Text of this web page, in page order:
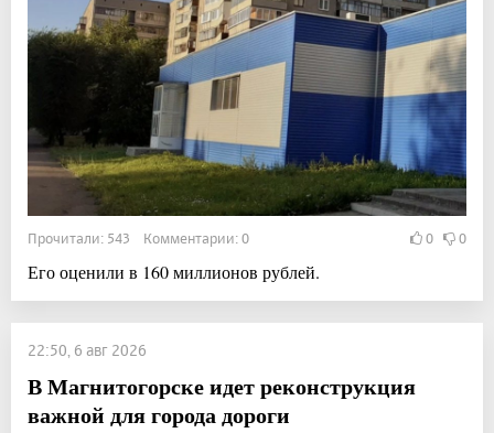
Прочитали: 543 Комментарии: 0 0 0
Его оценили в 160 миллионов рублей.
22:50, 6 авг 2026
В Магнитогорске идет реконструкция
важной для города дороги